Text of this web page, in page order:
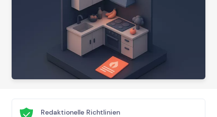
Redaktionelle Richtlinien